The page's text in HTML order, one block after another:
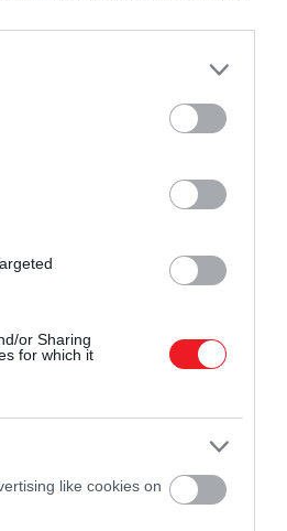
or Sharing
for which it
like cookies on
,
Saint-Tropez-ban,
a mindennapi utazási